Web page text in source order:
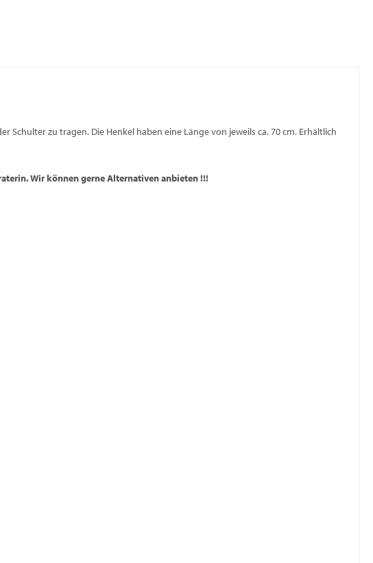
Schulter zu tragen. Die Henkel haben eine Länge von jeweils ca. 70 cm. Erhältlich
Wir können gerne Alternativen anbieten !!!